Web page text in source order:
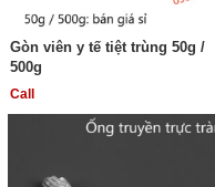
Gòn viên y tế tiệt trùng 50g /
500g
Call